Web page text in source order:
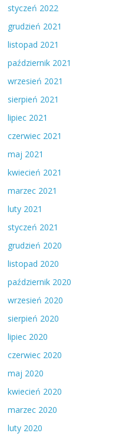
styczeń 2022
grudzień 2021
listopad 2021
październik 2021
wrzesień 2021
sierpień 2021
lipiec 2021
czerwiec 2021
maj 2021
kwiecień 2021
marzec 2021
luty 2021
styczeń 2021
grudzień 2020
listopad 2020
październik 2020
wrzesień 2020
sierpień 2020
lipiec 2020
czerwiec 2020
maj 2020
kwiecień 2020
marzec 2020
luty 2020